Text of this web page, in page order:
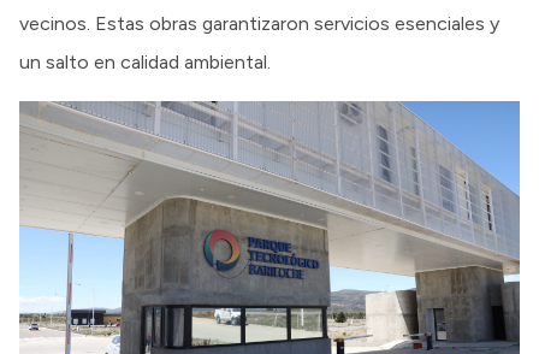
vecinos. Estas obras garantizaron servicios esenciales y
un salto en calidad ambiental.